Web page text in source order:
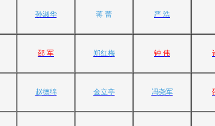
孙淑华 蒋 蕾 严 浩
邵 军 郑红梅 钟 伟
赵德绵 金立亭 冯尧军